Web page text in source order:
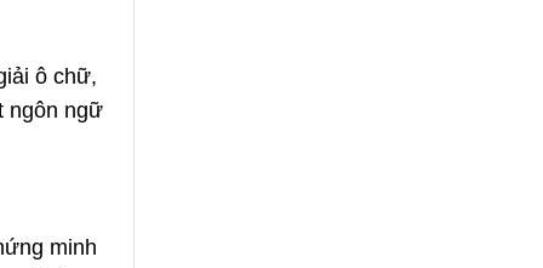
ô chữ,
ngôn ngữ
minh